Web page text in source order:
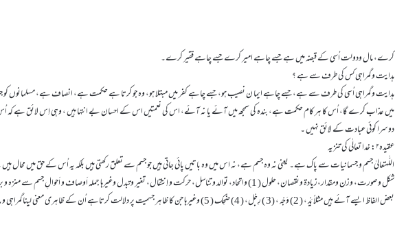
کرے، مال ودولت اُسی کے قبضہ میں ہے جسے چاہے امیر کرے جسے چاہے فقیر کرے۔
ہدایت و گمراہی کس کی طرف سے ہے ؟
ہدایت و گمراہی اُسی کی طرف سے ہے، جسے چاہے ایما ن نصیب ہو، جسے چاہے کفر میں مبتلا ہو، وہ جو کرتا ہے حکمت ہے، انصاف ہے، مسلمانوں کو
میں عذاب کرے گا، اُس کا ہر کام حکمت ہے، بندہ کی سمجھ میں آئے یا نہ آئے، اس کی نعمتیں اس کے احسان بے انتہا ہیں ، وہی اِس لائق ہے
دوسرا کوئی عبادت کے لائق نہیں ۔
عقیدہ۲: خدا تعالٰی کی تنزیہ
اللّٰہتعالیٰ جسم و جسمانیات سے پاک ہے۔ یعنی نہ وہ جسم ہے، نہ اس میں وہ باتیں پائی جاتی ہیں جو جسم سے تعلق رکھتی ہیں بلکہ یہ اُس کے حق میں محال
شکل و صورت، وزن ومقدار،زیادۃ ونقصان، حلول ( 1) واتحاد، توالد و تناسل، حرکت و اِنتقال، تغیر وتبدل وغیرہا جملہ اَوصاف و
بعض الفاظ ایسے آئے ہیں مثلاً یَدْ ، ( 2) وَجْہ ، (3 ) رِجْل، ( 4) ضَحِک ( 5) وغیرہا جن کا ظاہر جسمیت پر دلالت کرتاہے اُن کے ظاہری معنی لینا گمراہی وبدمذہبی ہے۔